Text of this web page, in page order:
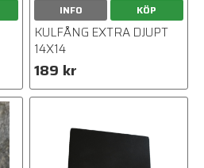
INFO KÖP
KULFÅNG EXTRA DJUPT
14X14
189 kr